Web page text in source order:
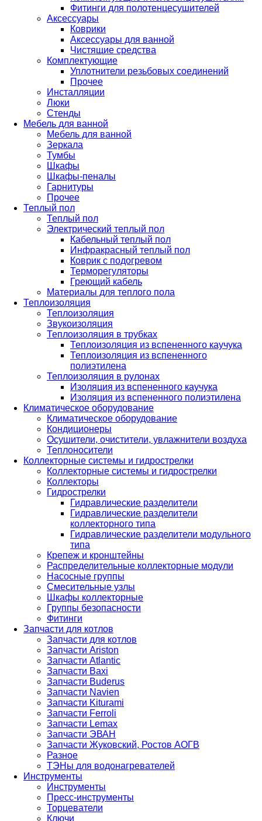
Фитинги для полотенцесушителей
Аксессуары
Коврики
Аксессуары для ванной
Чистящие средства
Комплектующие
Уплотнители резьбовых соединений
Прочее
Инсталляции
Люки
Стенды
Мебель для ванной
Мебель для ванной
Зеркала
Тумбы
Шкафы
Шкафы-пеналы
Гарнитуры
Прочее
Теплый пол
Теплый пол
Электрический теплый пол
Кабельный теплый пол
Инфракрасный теплый пол
Коврик с подогревом
Терморегуляторы
Греющий кабель
Материалы для теплого пола
Теплоизоляция
Теплоизоляция
Звукоизоляция
Теплоизоляция в трубках
Теплоизоляция из вспененного каучука
Теплоизоляция из вспененного
полиэтилена
Теплоизоляция в рулонах
Изоляция из вспененного каучука
Изоляция из вспененного полиэтилена
Климатическое оборудование
Климатическое оборудование
Кондиционеры
Осушители, очистители, увлажнители воздуха
Теплоносители
Коллекторные системы и гидрострелки
Коллекторные системы и гидрострелки
Коллекторы
Гидрострелки
Гидравлические разделители
Гидравлические разделители
коллекторного типа
Гидравлические разделители модульного
типа
Крепеж и кронштейны
Распределительные коллекторные модули
Насосные группы
Смесительные узлы
Шкафы коллекторные
Группы безопасности
Фитинги
Запчасти для котлов
Запчасти для котлов
Запчасти Ariston
Запчасти Atlantic
Запчасти Baxi
Запчасти Buderus
Запчасти Navien
Запчасти Kiturami
Запчасти Ferroli
Запчасти Lemax
Запчасти ЭВАН
Запчасти Жуковский, Ростов АОГВ
Разное
ТЭНы для водонагревателей
Инструменты
Инструменты
Пресс-инструменты
Торцеватели
Ключи